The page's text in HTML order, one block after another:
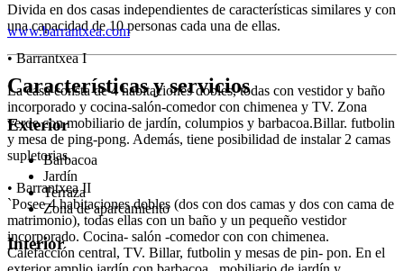
Divida en dos casas independientes de características similares y con
una capacidad de 10 personas cada una de ellas.
• Barrantxea I
La casa consta de 4 habitaciones dobles, todas con vestidor y baño
incorporado y cocina-salón-comedor con chimenea y TV. Zona
verde con mobiliario de jardín, columpios y barbacoa.Billar. futbolin
y mesa de ping-pong. Además, tiene posibilidad de instalar 2 camas
supletorias.
• Barrantxea II
`Posee 4 habitaciones dobles (dos con dos camas y dos con cama de
matrimonio), todas ellas con un baño y un pequeño vestidor
incorporado. Cocina- salón -comedor con con chimenea.
Calefacción central, TV. Billar, futbolin y mesas de pin- pon. En el
www.barrantxea.com
Características y servicios
Exterior
Barbacoa
Jardín
Terraza
Zona de aparcamiento
Interior